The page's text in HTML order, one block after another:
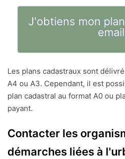
J'obtiens mon
email
Les plans cadastraux sont
A4 ou A3. Cependant, il est
plan cadastral au format A0 ou
payant.
Contacter les
démarches liées à